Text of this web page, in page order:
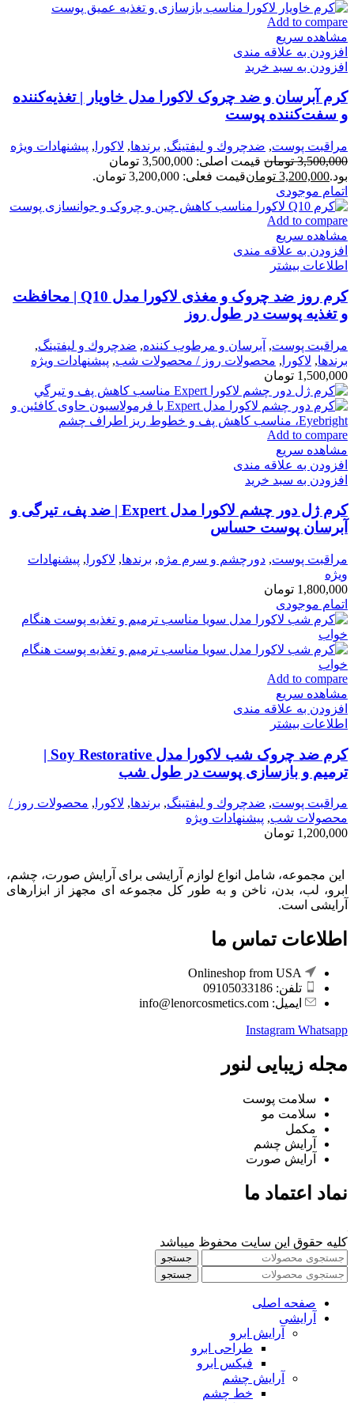
Add to compare
مشاهده سریع
افزودن به علاقه مندی
افزودن به سبد خرید
کرم آبرسان و ضد چروک لاکورا مدل خاویار | تغذیه‌کننده
و سفت‌کننده پوست
مراقبت پوست, ضدچروك و ليفتينگ, برندها, لاكورا , پیشنهادات ویژه
3,500,000 تومان
قیمت اصلی: 3,500,000 تومان
بود.3,200,000 تومانقیمت فعلی: 3,200,000 تومان.
اتمام موجودی
Add to compare
مشاهده سریع
افزودن به علاقه مندی
اطلاعات بیشتر
کرم روز ضد چروک و مغذی لاکورا مدل Q10 | محافظت
و تغذیه پوست در طول روز
مراقبت پوست, آبرسان و مرطوب كننده, ضدچروك و ليفتينگ,
برندها, لاكورا , محصولات روز / محصولات شب, پیشنهادات ویژه
1,500,000 تومان
Add to compare
مشاهده سریع
افزودن به علاقه مندی
افزودن به سبد خرید
کرم ژل دور چشم لاکورا مدل Expert | ضد پف، تیرگی و
آبرسان پوست حساس
مراقبت پوست, دورچشم و سرم مژه, برندها, لاكورا , پیشنهادات
ویژه
1,800,000 تومان
اتمام موجودی
Add to compare
مشاهده سریع
افزودن به علاقه مندی
اطلاعات بیشتر
کرم ضد چروک شب لاکورا مدل Soy Restorative |
ترمیم و بازسازی پوست در طول شب
مراقبت پوست, ضدچروك و ليفتينگ, برندها, لاكورا , محصولات روز /
محصولات شب, پیشنهادات ویژه
1,200,000 تومان
این مجموعه، شامل انواع لوازم آرایشی برای آرایش صورت، چشم،
ابرو، لب، بدن، ناخن و به طور کل مجموعه ای مجهز از ابزارهای
آرایشی است.
اطلاعات تماس ما
Onlineshop from USA
تلفن: 09105033186
ایمیل: info@lenorcosmetics.com
Instagram Whatsapp
مجله زیبایی لنور
سلامت پوست
سلامت مو
مکمل
آرایش چشم
آرایش صورت
نماد اعتماد ما
کلیه حقوق این سایت محفوظ میباشد
جستجو
جستجو
صفحه اصلی
آرایشی
آرايش ابرو
طراحی ابرو
فیکس ابرو
آرايش چشم
خط چشم